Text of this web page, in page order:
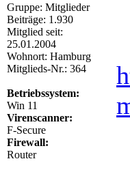
Gruppe: Mitglieder
Beiträge: 1.930
Mitglied seit:
25.01.2004
Wohnort: Hamburg
Mitglieds-Nr.: 364
Betriebssystem:
Win 11
Virenscanner:
F-Secure
Firewall:
Router